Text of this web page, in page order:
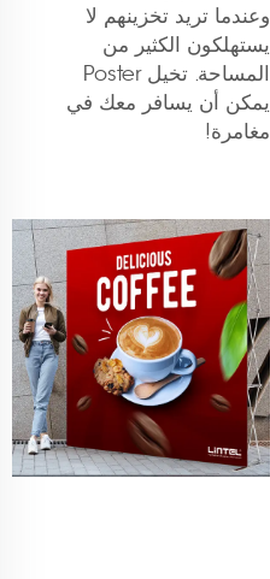
وعندما تريد تخزينهم لا
يستهلكون الكثير من
المساحة. تخيل Poster
يمكن أن يسافر معك في
مغامرة!